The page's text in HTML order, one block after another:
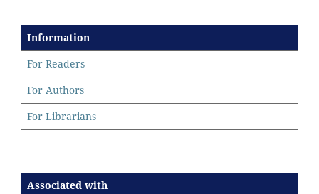
Information
For Readers
For Authors
For Librarians
Associated with